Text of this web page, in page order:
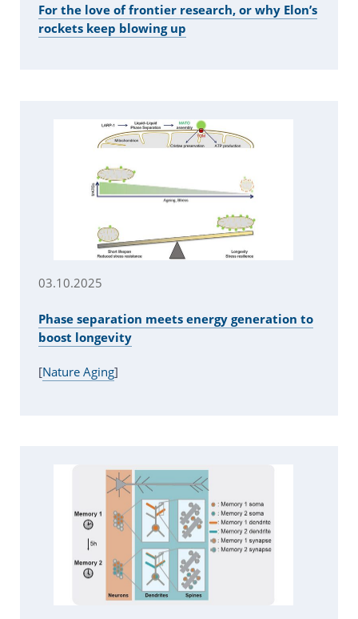
For the love of frontier research, or why Elon’s
rockets keep blowing up
03.10.2025
Phase separation meets energy generation to
boost longevity
[Nature Aging]